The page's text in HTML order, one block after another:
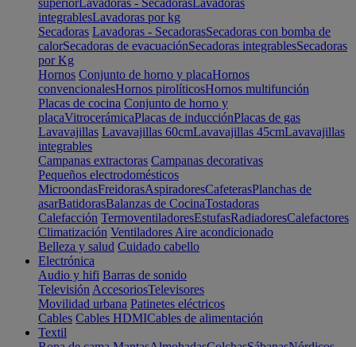
superiorLavadoras - SecadorasLavadoras
integrablesLavadoras por kg
Secadoras Lavadoras - SecadorasSecadoras con bomba de
calorSecadoras de evacuaciónSecadoras integrablesSecadoras
por Kg
Hornos Conjunto de horno y placaHornos
convencionalesHornos pirolíticosHornos multifunción
Placas de cocina Conjunto de horno y
placaVitrocerámicaPlacas de inducciónPlacas de gas
Lavavajillas Lavavajillas 60cmLavavajillas 45cmLavavajillas
integrables
Campanas extractoras Campanas decorativas
Pequeños electrodomésticos
MicroondasFreidorasAspiradoresCafeterasPlanchas de
asarBatidorasBalanzas de CocinaTostadoras
Calefacción TermoventiladoresEstufasRadiadoresCalefactores
Climatización Ventiladores Aire acondicionado
Belleza y salud Cuidado cabello
Electrónica
Audio y hifi Barras de sonido
Televisión AccesoriosTelevisores
Movilidad urbana Patinetes eléctricos
Cables Cables HDMICables de alimentación
Textil